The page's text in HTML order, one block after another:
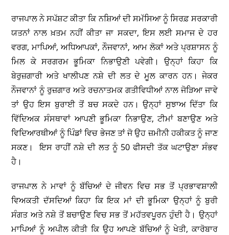
ਰਾਜਪਾਲ ਨੇ ਸਪੱਸ਼ਟ ਕੀਤਾ ਕਿ ਨਸ਼ਿਆਂ ਦੀ ਸਮੱਸਿਆ ਨੂੰ ਸਿਰਫ਼ ਸਰਕਾਰੀ
ਯਤਨਾਂ ਨਾਲ ਖ਼ਤਮ ਨਹੀਂ ਕੀਤਾ ਜਾ ਸਕਦਾ, ਇਸ ਲਈ ਸਮਾਜ ਦੇ ਹਰ
ਵਰਗ, ਮਾਪਿਆਂ, ਅਧਿਆਪਕਾਂ, ਨੌਜਵਾਨਾਂ, ਆਮ ਲੋਕਾਂ ਅਤੇ ਪ੍ਰਸ਼ਾਸਨ ਨੂੰ
ਮਿਲ ਕੇ ਸਰਗਰਮ ਭੂਮਿਕਾ ਨਿਭਾਉਣੀ ਪਵੇਗੀ। ਉਨ੍ਹਾਂ ਕਿਹਾ ਕਿ
ਬੇਰੁਜ਼ਗਾਰੀ ਅਤੇ ਖਾਲੀਪਣ ਨਸ਼ੇ ਦੀ ਲਤ ਦੇ ਮੂਲ ਕਾਰਨ ਹਨ। ਜੇਕਰ
ਨੌਜਵਾਨਾਂ ਨੂੰ ਰੁਜ਼ਗਾਰ ਅਤੇ ਰਚਨਾਤਮਕ ਗਤੀਵਿਧੀਆਂ ਨਾਲ ਜੋੜਿਆ ਜਾਵੇ
ਤਾਂ ਉਹ ਇਸ ਬੁਰਾਈ ਤੋਂ ਬਚ ਸਕਦੇ ਹਨ। ਉਨ੍ਹਾਂ ਸੁਝਾਅ ਦਿੱਤਾ ਕਿ
ਵਿੱਦਿਅਕ ਸੰਸਥਾਵਾਂ ਆਪਣੀ ਭੂਮਿਕਾ ਨਿਭਾਉਣ, ਟੀਮਾਂ ਬਣਾਉਣ ਅਤੇ
ਵਿਦਿਆਰਥੀਆਂ ਨੂੰ ਪਿੰਡਾਂ ਵਿਚ ਭੇਜਣ ਤਾਂ ਜੋ ਉਹ ਜ਼ਮੀਨੀ ਹਕੀਕਤ ਨੂੰ ਜਾਣ
ਸਕਣ। ਇਸ ਰਾਹੀਂ ਨਸ਼ੇ ਦੀ ਲਤ ਨੂੰ 50 ਫੀਸਦੀ ਤੱਕ ਘਟਾਉਣਾ ਸੰਭਵ
ਹੈ।
ਰਾਜਪਾਲ ਨੇ ਮਾਵਾਂ ਨੂੰ ਬੱਚਿਆਂ ਦੇ ਜੀਵਨ ਵਿਚ ਸਭ ਤੋਂ ਪ੍ਰਭਾਵਸ਼ਾਲੀ
ਵਿਅਕਤੀ ਦੱਸਦਿਆਂ ਕਿਹਾ ਕਿ ਇਕ ਮਾਂ ਦੀ ਭੂਮਿਕਾ ਉਨ੍ਹਾਂ ਨੂੰ ਬੁਰੀ
ਸੰਗਤ ਅਤੇ ਨਸ਼ੇ ਤੋਂ ਬਚਾਉਣ ਵਿਚ ਸਭ ਤੋਂ ਮਹੱਤਵਪੂਰਨ ਹੁੰਦੀ ਹੈ। ਉਨ੍ਹਾਂ
ਮਾਪਿਆਂ ਨੂੰ ਅਪੀਲ ਕੀਤੀ ਕਿ ਉਹ ਆਪਣੇ ਬੱਚਿਆਂ ਨੂੰ ਖੇਤੀ, ਕਾਰੋਬਾਰ